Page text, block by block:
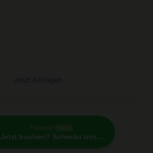
Treibgut
Jetzt buchen? Schreibt uns...